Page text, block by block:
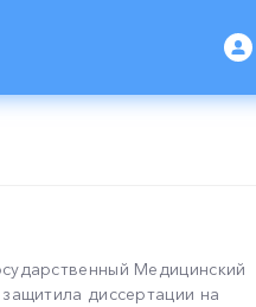
Медицинский
диссертации на